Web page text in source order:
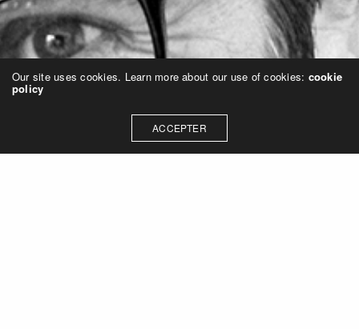
Our site uses cookies. Learn more about our use of cookies: cookie
policy
ACCEPTER